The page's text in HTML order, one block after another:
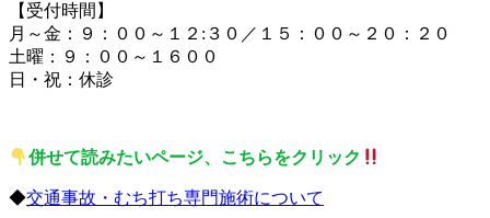
【受付時間】
月～金：９：００～１２:３０／１５：００～２０：２０
土曜：９：００～１６００
日・祝：休診
併せて読みたいページ、こちらをクリック
◆交通事故・むち打ち専門施術について